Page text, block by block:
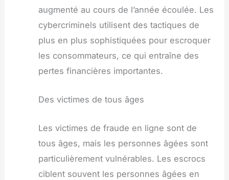
augmenté au cours de l’année écoulée. Les
cybercriminels utilisent des tactiques de
plus en plus sophistiquées pour escroquer
les consommateurs, ce qui entraîne des
pertes financières importantes.
Des victimes de tous âges
Les victimes de fraude en ligne sont de
tous âges, mais les personnes âgées sont
particulièrement vulnérables. Les escrocs
ciblent souvent les personnes âgées en